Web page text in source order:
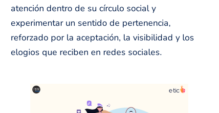
atención dentro de su círculo social y
experimentar un sentido de pertenencia,
reforzado por la aceptación, la visibilidad y los
elogios que reciben en redes sociales.